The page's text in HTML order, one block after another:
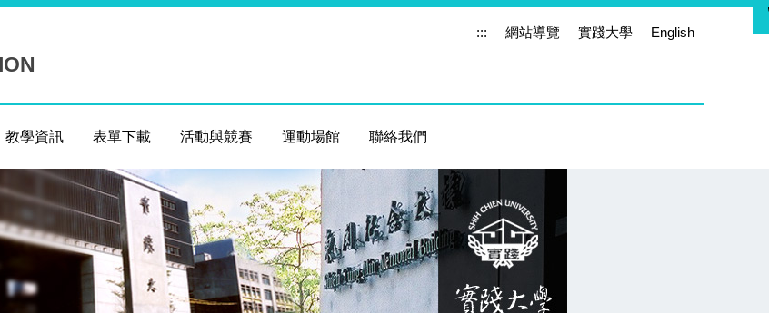
教學資訊 表單下載 活動與競賽 運動場館 聯絡我們
::: 網站導覽 實踐大學 English